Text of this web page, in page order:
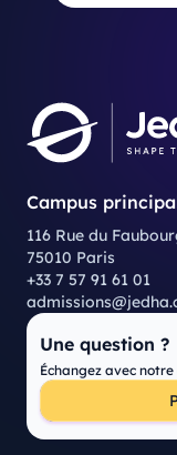
Campus
116 Rue du
75010 Paris
+33 7 57 91 61 01
Une question ?
Échangez avec